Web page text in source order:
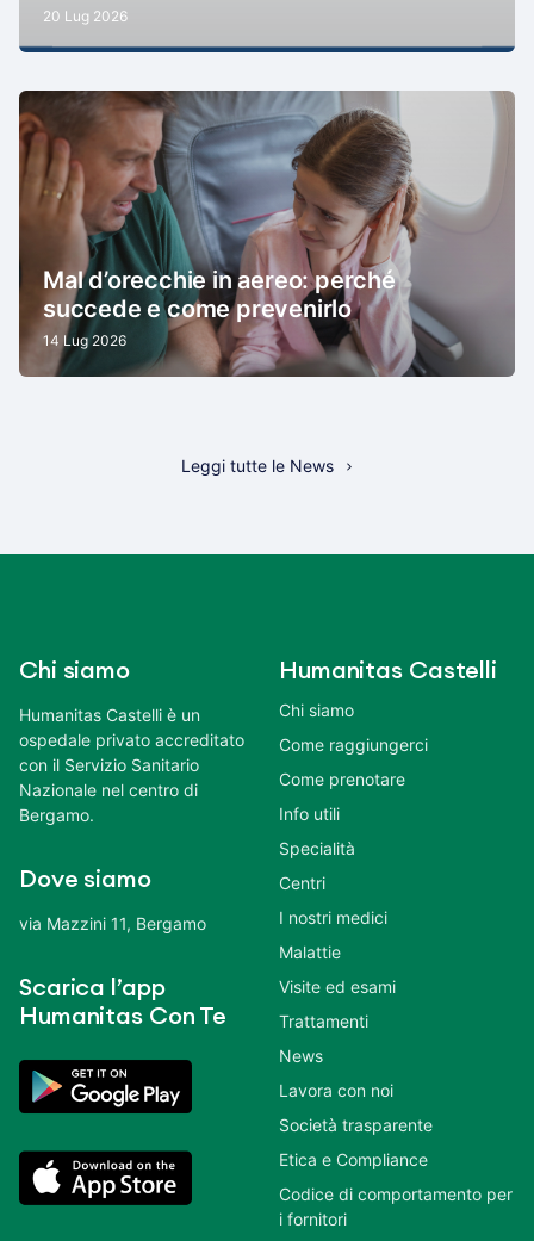
20 Lug 2026
Mal d’orecchie in aereo: perché
succede e come prevenirlo
14 Lug 2026
Leggi tutte le News
Chi siamo
Humanitas Castelli è un
ospedale privato accreditato
con il Servizio Sanitario
Nazionale nel centro di
Bergamo.
Dove siamo
via Mazzini 11, Bergamo
Scarica l’app
Humanitas Con Te
Humanitas Castelli
Chi siamo
Come raggiungerci
Come prenotare
Info utili
Specialità
Centri
I nostri medici
Malattie
Visite ed esami
Trattamenti
News
Lavora con noi
Società trasparente
Etica e Compliance
Codice di comportamento per
i fornitori